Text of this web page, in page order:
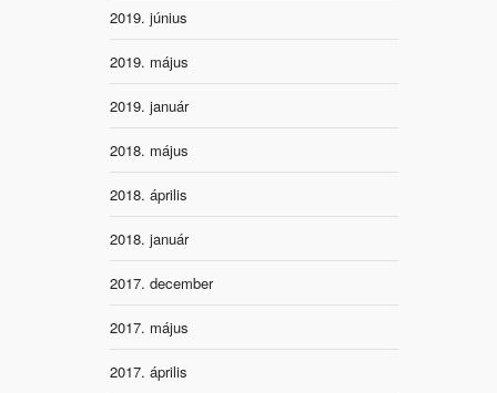
2019. június
2019. május
2019. január
2018. május
2018. április
2018. január
2017. december
2017. május
2017. április